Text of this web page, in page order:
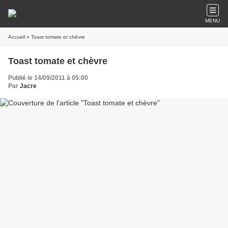
MENU
Accueil » Toast tomate et chèvre
Toast tomate et chèvre
Publié le 14/09/2011 à 05:00
Par Jacre